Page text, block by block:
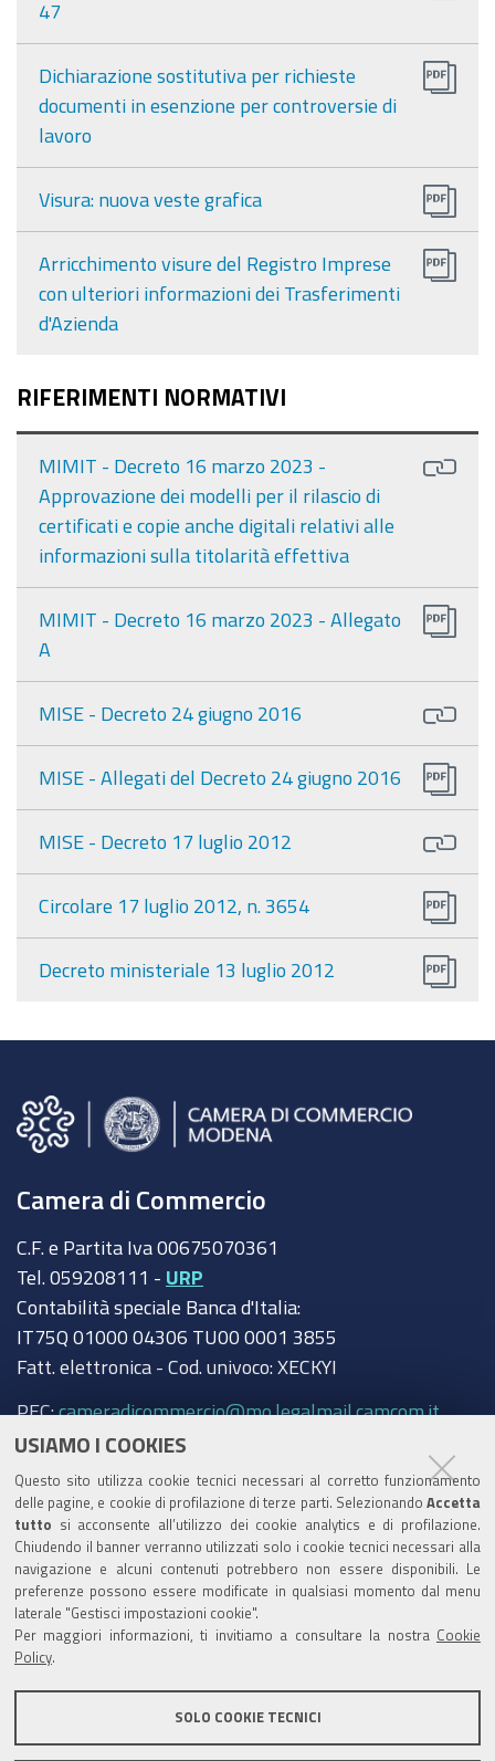
USIAMO I COOKIES
Questo sito utilizza cookie tecnici necessari al corretto funzionamento
delle pagine, e cookie di profilazione di terze parti. Selezionando Accetta
tutto si acconsente all’utilizzo dei cookie analytics e di profilazione.
Chiudendo il banner verranno utilizzati solo i cookie tecnici necessari alla
navigazione e alcuni contenuti potrebbero non essere disponibili. Le
preferenze possono essere modificate in qualsiasi momento dal menu
laterale "Gestisci impostazioni cookie".
Per maggiori informazioni, ti invitiamo a consultare la nostra Cookie
Policy
SOLO COOKIE TECNICI
47
Dichiarazione sostitutiva per richieste
documenti in esenzione per controversie di
lavoro
Visura: nuova veste grafica
Arricchimento visure del Registro Imprese
con ulteriori informazioni dei Trasferimenti
d'Azienda
RIFERIMENTI NORMATIVI
MIMIT - Decreto 16 marzo 2023 -
Approvazione dei modelli per il rilascio di
certificati e copie anche digitali relativi alle
informazioni sulla titolarità effettiva
MIMIT - Decreto 16 marzo 2023 - Allegato
A
MISE - Decreto 24 giugno 2016
MISE - Allegati del Decreto 24 giugno 2016
MISE - Decreto 17 luglio 2012
Circolare 17 luglio 2012, n. 3654
Decreto ministeriale 13 luglio 2012
Camera di Commercio
C.F. e Partita Iva 00675070361
Tel. 059208111 - URP
Contabilità speciale Banca d'Italia:
IT75Q 01000 04306 TU00 0001 3855
Fatt. elettronica - Cod. univoco: XECKYI
PEC:cameradicommercio@mo.legalmail.camcom.it
Trasparenza
Amministrazione trasparente
Albo Camerale
Pubblicità Legale
Area riservata Amministratori